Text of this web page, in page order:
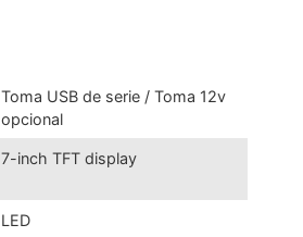
Toma USB de serie / Toma 12v
opcional
7-inch TFT display
LED